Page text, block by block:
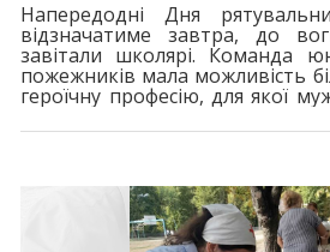
Напередодні Дня
відзначатиме завтра, до
завітали школярі. Команда
пожежників мала можливість
героїчну професію, для якої